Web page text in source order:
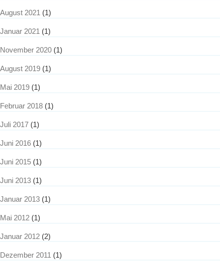
August 2021 (1)
Januar 2021 (1)
November 2020 (1)
August 2019 (1)
Mai 2019 (1)
Februar 2018 (1)
Juli 2017 (1)
Juni 2016 (1)
Juni 2015 (1)
Juni 2013 (1)
Januar 2013 (1)
Mai 2012 (1)
Januar 2012 (2)
Dezember 2011 (1)